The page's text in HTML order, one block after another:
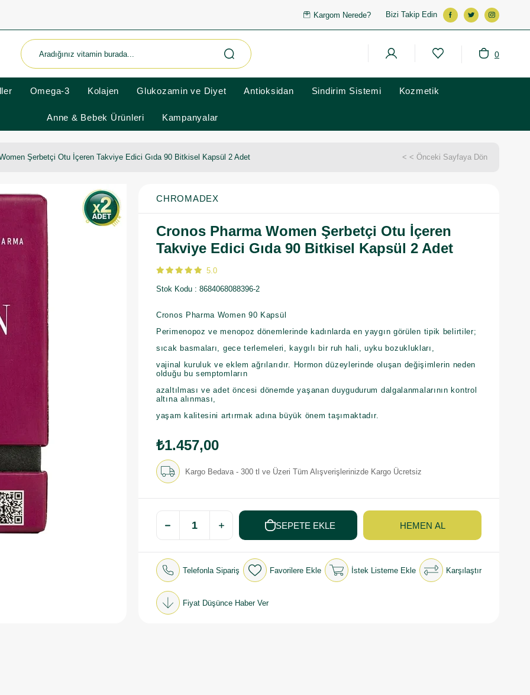
Kargom Nerede? Bizi Takip Edin
0
Omega-3 Kolajen Glukozamin ve Diyet Antioksidan Sindirim Sistemi Kozmetik
Anne & Bebek Ürünleri Kampanyalar
Şerbetçi Otu İçeren Takviye Edici Gıda 90 Bitkisel Kapsül 2 Adet < < Önceki Sayfaya Dön
CHROMADEX
Cronos Pharma Women Şerbetçi Otu İçeren
Takviye Edici Gıda 90 Bitkisel Kapsül 2 Adet
5.0
Stok Kodu 8684068088396-2
Cronos Pharma Women 90 Kapsül
Perimenopoz ve menopoz dönemlerinde kadınlarda en yaygın görülen tipik belirtiler;
sıcak basmaları, gece terlemeleri, kaygılı bir ruh hali, uyku bozuklukları,
vajinal kuruluk ve eklem ağrılarıdır. Hormon düzeylerinde oluşan değişimlerin neden
olduğu bu semptomların
azaltılması ve adet öncesi dönemde yaşanan duygudurum dalgalanmalarının kontrol
altına alınması,
yaşam kalitesini artırmak adına büyük önem taşımaktadır.
₺1.457,00
Kargo Bedava - 300 tl ve Üzeri Tüm Alışverişlerinizde Kargo Ücretsiz
Telefonla Sipariş Favorilere Ekle İstek Listeme Ekle Karşılaştır
Fiyat Düşünce Haber Ver